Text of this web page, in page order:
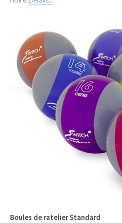
Boules de ratelier Standard